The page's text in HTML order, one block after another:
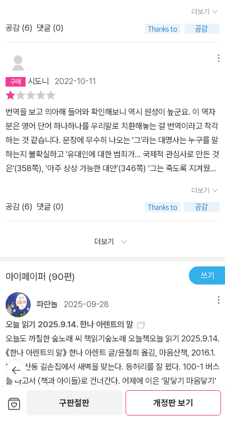
구판절판 개정판 보기
이 악을 저지를 수 있다. 그래서 악은 때로는 평범의 옷을 입고 자행되
고, 이것은 개인이 어떻게 용을 쓴다고 해서 될 일이 아니다.그러나 아
렌트는 분명하게 덧붙인다. 자각이 없어도 악행을 저지르는 것은 악
이다. 자각이 없었다는 것이 악행을 저지른 것에 대한 이유가 될 수 없
다. 하지만 그런 개인이 악을 저질렀다고 선언하는 것은, 개인에게 책
임을 묻는 작업일 뿐만 아니라 공동체에 책임을 묻는 작업이다. 그래
서 아렌트 또한 아이히만은 예루살렘이 아니라 UN 사법재판소, 즉
“인류의 법정”에 갔어야 한다는 데 동의하는 것이다. 그가 인류의 법
정의 시선을 가졌더라면, 인간성에 대한 깊은 고려가 동반되었더라
면, 공동체를 향해서 모든 인간을 인간으로서 배려하라고 요구했더라
면, 아우슈비츠와 같은 일은 벌어지지 않았을 것이기 때문이다.
을 넘어서서, 진심으로 그렇게 믿고 말하고 있는 게 아닌가 하는 생각
이 들 때가 있다. 정말, 자기는 도덕적으로 완벽하다고 그는 믿고 있는
것이리라, 정말, 그는 다른 교사들이 자기처럼 순수하게 살아야 한다
고 믿는 게 분명하다. 아아, 어쩌다 말은 이렇게 되었는가. 말이란
것은 늘 옳지, 거짓임을 스스로 알아도 그걸 감추려고 노력할 뿐이고
사람들은 거짓말하는 사람을 알아보긴 하되 그의 권력이 무서워서 표
내지 못할 뿐인 거지, 라고 생각했다. 그런데 아니다. 혼탁한 세상은
말이 혼탁하여 바닥까지 진심으로 거짓을 진실이라 믿고 말한다. 또
한 그렇게 도와주는 강력한 나팔수가 있다. 스스로에게 먼저 ‘이 거짓
은 진실이다, 이 거짓은 진실이다. 그러므로 거짓이 진실이다.’라고 울
부짖어 각인시키고 다시 태어나 해맑은 얼굴로 ‘저는 도덕적으로 완
벽하게 살아왔습니다.’라고 가슴 벅차게 외치는 것이다. ‘언어규칙’,
되기 시작할지도 모른다는 불길함이 자꾸 나의 입을 닫게 만든다. 입
을 닫고 절필, 묵언해야 하는 것일까? 벗들은, 아니다, 우리 그러면 안
된다고 분명 입을 모으실 것을 알지만 나는 자꾸 눈을 감게 된다.
계된 인물들을총체적으로 관찰하고 면밀히 파악한다.그리고 그 관찰
을 토대로 하여 지금까지 수많은 철학자들과 언론인들, 저자들에게
악마도 아니며, 그저 타인의 고통에 공감하고 인간적으로 이해하려는
노력을 하지않는 무사유의 죄를 저지른 자이며, 그를 통해 평범한 인
간들이 얼마나 쉽게 희대의 악행을 저지를 수 있는지, 그야말로 무서
운 ‘악의 평범성‘을 느낄 수 있다는 것이 한나 아렌트가 아이히만의 재
판을 보고 내린 결론이었던 것이다.그에 덧붙여 그녀는 예루살렘에서
행해진 아이히만 재판에 대한 세가지 측면의 비판에 대해서도 조목조
목 그 논리들을 열거하고, 아이히만 재판이 그러한 비판을 피할 수 없
는 몇가지 측면과 위험성에 대해서도 객관적인 시선으로 지적했다.전
급자로서 더 악랄하게 수많은 유대인 학살을 주도적으로 행했음에도
너무 가벼운 징역형을 받았던 자들이 적지 않았다.그러나 예루살렘이
라는 유대인들의 법정에 세워진 아이히만은 그들보다 훨씬 낮은 계급
처음부터 정해진 수순처럼 이어진 재판을 통해 당연한듯 사형을 선고
시하고 아이히만을 체포해 납치한 소환절차 문제부터, 재판이 진행되
는 내내 허술하기 짝이 없는 변호로 아이히만을 돕기는 커녕 사형이
구형되는 데 일조한 듯한 아이히만 변호사의 무능함과, 피고 아이히
만에게 유리한 증언이나 자료들은 무시하고 사실 확인도 없이 불리한
증언이나 자료만을 취사 선택한 예루살렘 법정의 부당함을 지적했다.
피해자들의 법정에서 벌어진 아이히만 재판은 바로 그 특성 때문에
유대인들의 복수를 위한 재판으로 인식됨으로써, 인류 전체의 비극을
다루는 재판으로 인식되지 못할 우려가 있다는 한나 아렌트의 통찰은
정말 놀랍다.더구나 유대인인 그녀가 재판을 지켜보는 내내 민족적
분노나 동족의 비극에 대한 공감은 배제한 채 객관적이고 학자적인
시선을 끝까지 유지한 것, 피고 아이히만은 악마가 아니며 예루살렘
을 정치철학자인 한나 아렌트가 기록한 책으로 1963년에 출간된 책
입니다.한나 아렌트는 유대인이지만 민족주의에서는 한발 떨어져서
기록한 책입니다. 유대인에 대한 사랑이 없다는 이유로 이책은 1990
대인 이주와 학살을 위한 이동에 깊이 관여했던 아이히만 아이히만은
굉장히 성실하고 긍정적이며 심지어 착하기까진 한 사람이었습니다.
그를 정신감정 했던 의사들의 대부분은 그는 지극히 정상이라고 진단
했습니다.아렌트는 아이히만의 정서적 특징을 “천박함”이라고 평했
습니다.그리고 천박함의 뜻은 ‘사유하지 않는 성실함’이라고 정의했
습니다.이 책의 기술에 따르면 아이히만은 유대인 혐오자도 아니였습
니다.너무나 성실하고 평범하게 “악”을 실행에 옮겼던 그는 끝까지
자신은 자신의 임무를 충실히 수행한 것 밖엔 없다고 이야기 합니다.
나치는 대량학살이나 살인이라는 단어를 사용하지 않았다고 합니다.
는 것 같습니다. 이렇게 완곡한 표현은 죄책감으로 부터 일정부분 자
은 히틀러에 대한 존경심에 대해 이렇게 이야기합니다.“그 사람은 노
리까지 도달했습니다.……… 그의 성공만으로도 제게는 이 사람을 복
종해야만 할 충분한 증거가 됩니다.”아렌트는 아이히만의 양심은 휴
식상태였다고 기술합니다.아이히만은 “양심의 소리에 자신의 귀를
가까이할” 필요가 없었습니다.작은 권력에 작은 성공에 취해 그의 양
심이 “자기가 존경할 만한 목소리와 함께” 자기 주변에 있는 존경할
만한 목소리와 더불어 말했기 때문입니다.자신의 양심의 소리와 존경
할 만한 목소리. 아렌트는 자신의 양심의 소리에 귀를 기울이는 것에
대해 성찰해야 한다고 이야기합니다.2차 대전이후 많은 나치 부역자
들이 “내면적으로 반대”했다고 합니다. “내면적으로 반대”했다면
더보기
공감 (6) 댓글 (0)
시도니 2022-10-11
번역을 보고 의아해 들어와 확인해보니 역시 원성이 높군요. 이 역자
분은 영어 단어 하나하나를 우리말로 치환해놓는 걸 번역이라고 착각
하는 것 같습니다. 문장에 무수히 나오는 '그'라는 대명사는 누구를 말
하는지 불확실하고 '유대인에 대한 범죄가... 국제적 관심사로 만든 것
은'(358쪽), '아주 상상 가능한 대안'(346쪽) '그는 죽도록 지겨웠던
는데' '그 이후 즉시'(329쪽), '누설한 많은 논쟁거리가 된 기밀누설을
통해서' '이 부서는 아이히만의 재판을 책임진 경찰서였다'(328쪽)
'청중으로부터 방해받는 데 분개한 사람처럼 쉽게 방청석을 향해 연
설했다.'(321쪽) 이런 뒤의 몇 문장만 봐도 내용이 의아하다가 포복절
는 사람이라도 로제타 비문을 해독한 샹폴리옹에 버금가는 노력을 들
여야 문리가 트이고, 도저히 원문을 유추할 수 없는 희한한 문장들로
쉬운 책을 저자의 철학 주저들만큼이나 어렵기 짝이 없는 책으로 만
들어 버렸습니다. 여기에는 출판사의 잘못이 훨씬 더 큽니다. 이런 원
고가 번역자로부터 들어왔다면 출판사에서 어느 정도 수습의 노력을
보여줘야 하는데 '그게 어찌 된 간에'(318) '그곳에서는 ... 곳이다'(31
5쪽) 이런 비문들이 함께 곁들여지니 실로 총체적인 난국입니다 그
려. 대출판사 한길사의 에디터십이 이 정도라는 데 실망할 독자들이
무지 많을 테니 출판사는 뭉개지 말고 서둘러 이 책의 개역판을 내기
바랍니다. 책이 팔리면 돈이야 들어오겠지만 무형의 자산인 신뢰를
독서 대중으로부터 잃게 될 테니 어찌 앞으로의 창창한 발전을 기대
더보기
공감 (6) 댓글 (0)
더보기
마이페이퍼 (90편) 쓰기
파란놀 2025-09-28
오늘 읽기 2025.9.14. 한나 아렌트의 말
오늘도 까칠한 숲노래 씨 책읽기숲노래 오늘책오늘 읽기 2025.9.14.
《한나 아렌트의 말》 한나 아렌트 글/윤철희 옮김, 마음산책, 2016.1.
25.연산동 길손집에서 새벽을 맞는다. 등허리를 잘 폈다. 100-1 버스
를 타고서 〈책과 아이들〉로 건너간다. 어제에 이은 ‘말닿기 마음닿기’
모임을 꾸린다. 마음이 있어야 말이 있고, 마음이 없으면 꾸밈소리만
있다. “마음에 없는 말”이란 “겉으로 치레하는 소리”일 뿐이니, 마음
더보기
뒤로가
기